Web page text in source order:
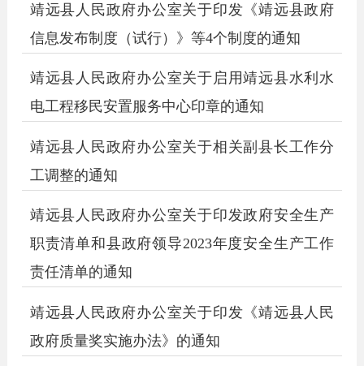
靖远县人民政府办公室关于印发《靖远县政府
信息发布制度（试行）》等4个制度的通知
靖远县人民政府办公室关于启用靖远县水利水
电工程移民安置服务中心印章的通知
靖远县人民政府办公室关于相关副县长工作分
工调整的通知
靖远县人民政府办公室关于印发政府安全生产
职责清单和县政府领导2023年度安全生产工作
责任清单的通知
靖远县人民政府办公室关于印发《靖远县人民
政府质量奖实施办法》的通知